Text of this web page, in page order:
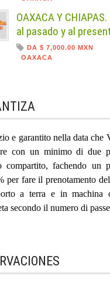
OAXACA Y
al pasado y al
DA $ 7,000.00 MXN
OAXACA
e garantito nella data che
con un minimo di due
compartito, fachendo un
per fare il prenotamento
a terra e in machina
secondo il numero di